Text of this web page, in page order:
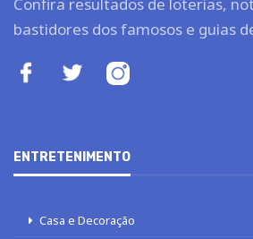
Confira resultados de loterias,
bastidores dos famosos e guias
ENTRETENIMENTO
Casa e Decoração